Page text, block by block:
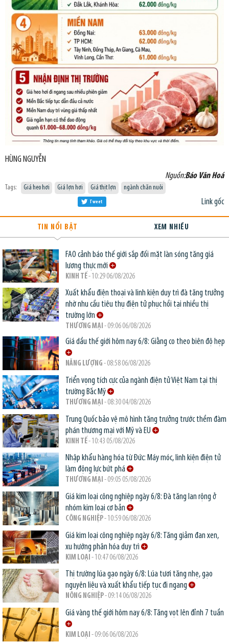
HÙNG NGUYỄN
Nguồn:Báo Văn Hoá
Tags: Giá heo hơi Giá lợn hơi Giá thịt lợn ngành chăn nuôi
Link gốc
Tweet
TIN NỔI BẬT XEM NHIỀU
FAO cảnh báo thế giới sắp đối mặt làn sóng tăng giá
lương thực mới
KINH TẾ- 10:29 06/08/2026
Xuất khẩu điện thoại và linh kiện duy trì đà tăng trưởng
nhờ nhu cầu tiêu thụ điện tử phục hồi tại nhiều thị
trường lớn
THƯƠNG MẠI - 09:06 06/08/2026
Giá dầu thế giới hôm nay 6/8: Giằng co theo biên độ hẹp
NĂNG LƯỢNG - 08:58 06/08/2026
Triển vọng tích cực của ngành điện tử Việt Nam tại thị
trường Bắc Mỹ
THƯƠNG MẠI - 08:30 04/08/2026
Trung Quốc bảo vệ mô hình tăng trưởng trước thềm đàm
phán thương mại với Mỹ và EU
KINH TẾ- 10:43 05/08/2026
Nhập khẩu hàng hóa từ Đức: Máy móc, linh kiện điện tử
làm động lực bứt phá
THƯƠNG MẠI - 09:05 05/08/2026
Giá kim loại công nghiệp ngày 6/8: Đà tăng lan rộng ở
nhóm kim loại cơ bản
CÔNG NGHIỆP- 10:59 06/08/2026
Giá kim loại công nghiệp ngày 6/8: Tăng giảm đan xen,
xu hướng phân hóa duy trì
KIM LOẠI - 10:47 06/08/2026
Thị trường lúa gạo ngày 6/8: Lúa tươi tăng nhẹ, gạo
nguyên liệu và xuất khẩu tiếp tục đi ngang
NÔNG NGHIỆP- 09:14 06/08/2026
Giá vàng thế giới hôm nay 6/8: Tăng vọt lên đỉnh 7 tuần
KIM LOẠI - 09:06 06/08/2026